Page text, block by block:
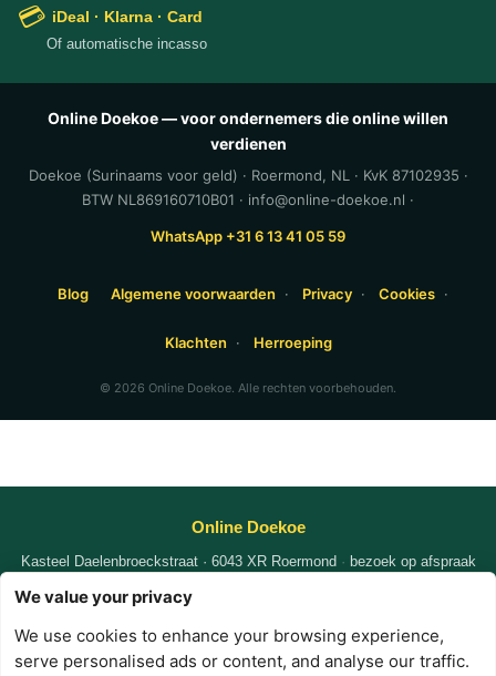
We value your privacy
We use cookies to enhance your browsing experience,
serve personalised ads or content, and analyse our traffic.
💳 iDeal · Klarna · Card
Of automatische incasso
Online Doekoe — voor ondernemers die online willen
verdienen
Doekoe (Surinaams voor geld) · Roermond, NL · KvK 87102935 ·
BTW NL869160710B01 · info@online-doekoe.nl ·
WhatsApp +31 6 13 41 05 59
Blog Algemene voorwaarden · Privacy · Cookies ·
Klachten · Herroeping
© 2026 Online Doekoe. Alle rechten voorbehouden.
Online Doekoe
Kasteel Daelenbroeckstraat · 6043 XR Roermond · bezoek op afspraak
KvK87102935|
WhatsApp +31 6 1341 0559
Privacy Voorwaarden Cookies
·
Contact